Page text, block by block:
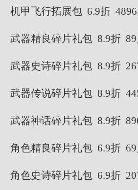
机甲飞行拓展包 6.9折
武器精良碎片礼包 8.9折
武器史诗碎片礼包 8.9折
武器传说碎片礼包 8.9折
武器神话碎片礼包 8.9折
角色精良碎片礼包 6.9折
角色史诗碎片礼包 6.9折